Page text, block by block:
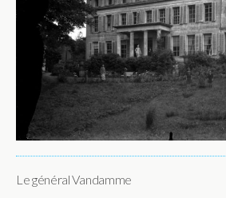
Le général Vandamme